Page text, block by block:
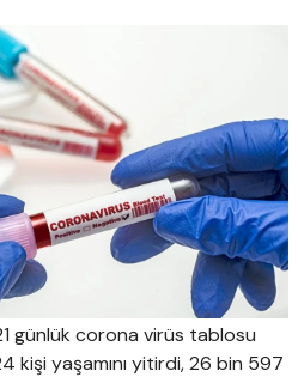
günlük corona virüs tablosu
kişi yaşamını yitirdi, 26 bin 597